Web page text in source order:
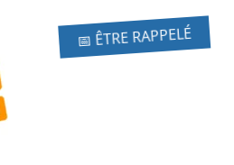
📅 ÊTRE RAPPELÉ